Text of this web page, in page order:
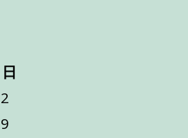
日
2
9